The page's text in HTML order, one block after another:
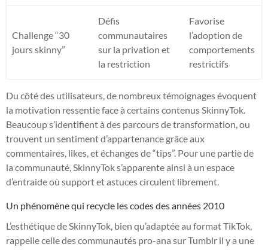
Challenge “30
jours skinny”
Défis
communautaires
sur la privation et
la restriction
Favorise
l’adoption de
comportements
restrictifs
Du côté des utilisateurs, de nombreux témoignages évoquent
la motivation ressentie face à certains contenus SkinnyTok.
Beaucoup s’identifient à des parcours de transformation, ou
trouvent un sentiment d’appartenance grâce aux
commentaires, likes, et échanges de “tips”. Pour une partie de
la communauté, SkinnyTok s’apparente ainsi à un espace
d’entraide où support et astuces circulent librement.
Un phénomène qui recycle les codes des années 2010
L’esthétique de SkinnyTok, bien qu’adaptée au format TikTok,
rappelle celle des communautés pro-ana sur Tumblr il y a une